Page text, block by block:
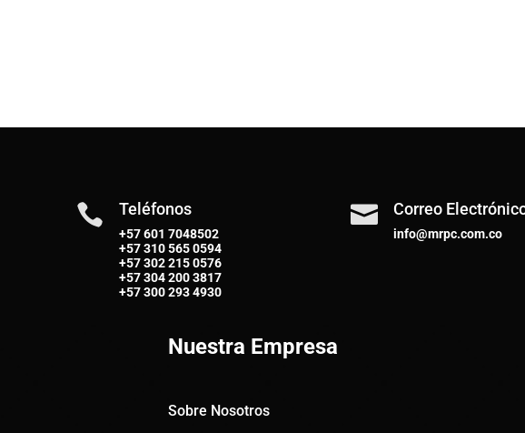
 Teléfonos
+57 601 7048502
+57310 565 0594
+57302 215 0576
+57304 200 3817
+57300 293 4930
 Correo
info@mrpc.com.co
Nuestra Empresa
Sobre Nosotros